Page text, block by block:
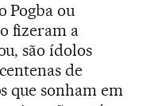
Pogba ou
fizeram a
são ídolos
de
que sonham em